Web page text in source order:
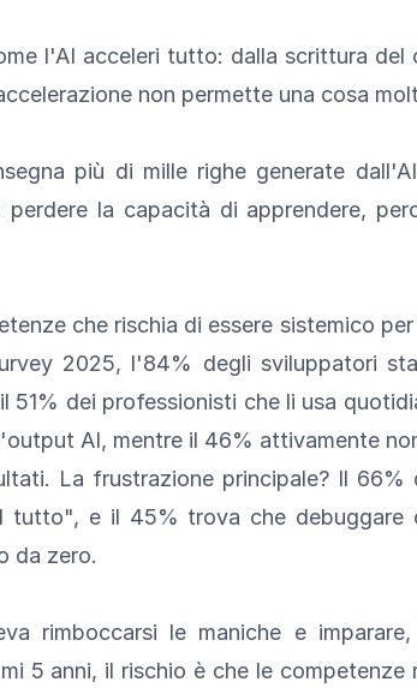
l'AI acceleri tutto: dalla scrittura
non permette una cosa
più di mille righe generate
la capacità di apprendere,
che rischia di essere sistemico
2025, l'84% degli sviluppatori
dei professionisti che li usa
AI, mentre il 46% attivamente
La frustrazione principale? Il 66%
tutto", e il 45% trova che debuggare
da zero.
rimboccarsi le maniche e
5 anni, il rischio è che le